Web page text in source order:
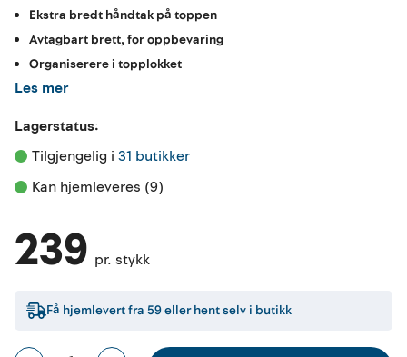
Ekstra bredt håndtak på toppen
Avtagbart brett, for oppbevaring
Organiserere i topplokket
Les mer
Lagerstatus:
Tilgjengelig i 31 butikker
Kan hjemleveres (9)
239 pr. stykk
Få hjemlevert fra 59eller hent selv i butikk